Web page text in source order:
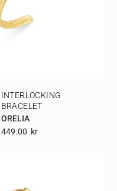
INTERLOCKING
BRACELET
ORELIA
449.00 Kr